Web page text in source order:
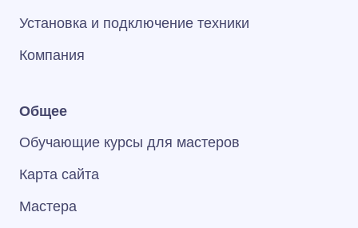
Установка и подключение техники
Компания
Общее
Обучающие курсы для мастеров
Карта сайта
Мастера